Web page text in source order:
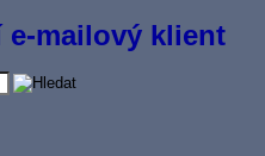
e-mailový klient